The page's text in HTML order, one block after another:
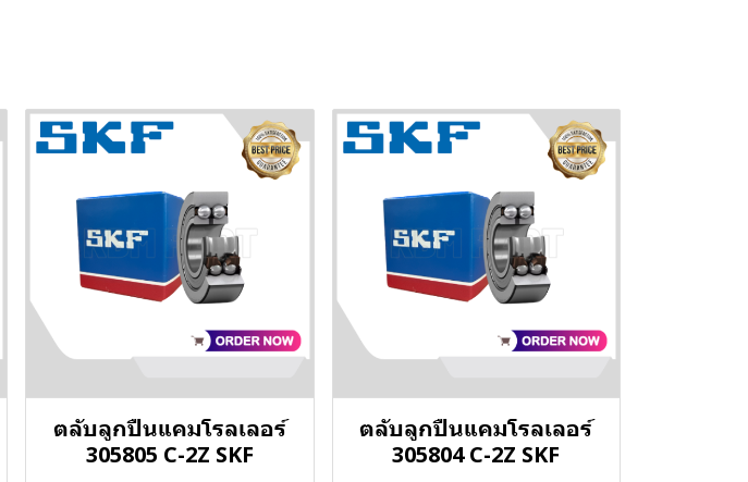
ตลับลูกปืนแคมโรลเลอร์
305805 C-2Z SKF
ตลับลูกปืนแคมโรลเลอร์
305804 C-2Z SKF